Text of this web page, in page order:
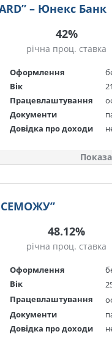
– Юнекс Банк
42%
річна проц. ставка
Оформлення
Вік
Працевлаштування
Документи
Довідка про доходи
48.12%
річна проц. ставка
Оформлення
Вік
Працевлаштування
Документи
Довідка про доходи